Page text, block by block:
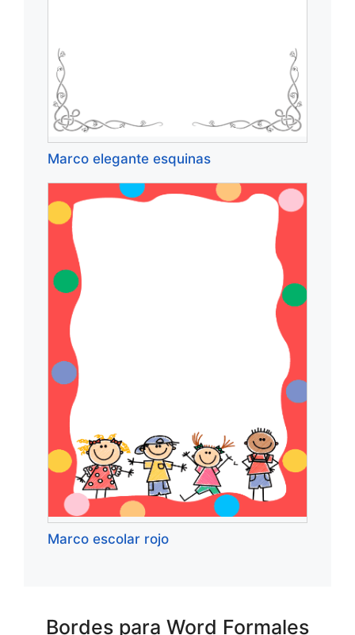
Marco elegante esquinas
Marco escolar rojo
Bordes para Word Formales